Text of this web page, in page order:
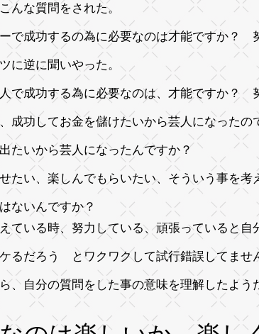
んな質問をされた。
で成功するの為に必要なのは才能ですか？
に逆に聞いやった。
で成功する為に必要なのは、才能ですか？
成功してお金を儲けたいから芸人になったの
たいから芸人になったんですか？
たい、楽しんでもらいたい、そういう事を考
ないんですか？
ている時、努力している、頑張っていると
るだろう とワクワクして試行錯誤してませ
、自分の質問をした事の意味を理解したよう